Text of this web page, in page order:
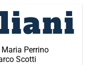
Perrino
Scotti